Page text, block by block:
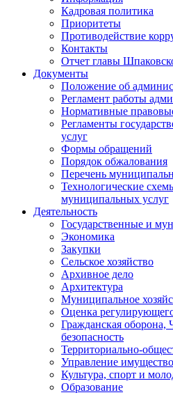
Кадровая политика
Приоритеты
Противодействие
Контакты
Отчет главы
Документы
Положение об
Регламент работы
Нормативные
Регламенты
услуг
Формы обращений
Порядок обжалования
Перечень
Технологические
муниципальных услуг
Деятельность
Государственные и
Экономика
Закупки
Сельское хозяйство
Архивное дело
Архитектура
Муниципальное
Оценка
Гражданская оборона,
безопасность
Территориально-
Управление
Культура, спорт и
Образование